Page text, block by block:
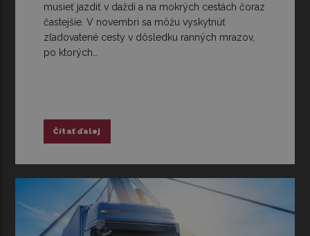
musieť jazdiť v daždi a na mokrých cestách čoraz
častejšie. V novembri sa môžu vyskytnúť
zľadovatené cesty v dôsledku ranných mrazov,
po ktorých…
Čítať ďalej